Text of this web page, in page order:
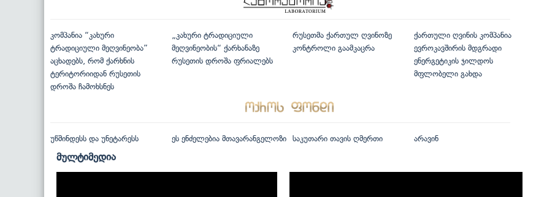
კომპანია “კახური
ტრადიციული მეღვინეობა”
აცხადებს, რომ ქარხნის
ტერიტორიიდან რუსეთის
დროშა ჩამოხსნეს
„კახური ტრადიციული
მეღვინეობის“ ქარხანაზე
რუსეთის დროშა ფრიალებს
რუსეთმა ქართულ ღვინოზე
კონტროლი გაამკაცრა
ქართული ღვინის კომპანია
ევროკავშირის მდგრადი
ენერგეტიკის ჯილდოს
მფლობელი გახდა
უწმინდესს და უნეტარესს ეს ენძელებია მთავარანგელოზი საკუთარი თავის ღმერთი არავინ
მულტიმედია